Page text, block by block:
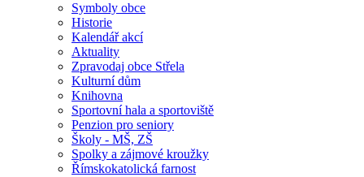
Symboly obce
Historie
Kalendář akcí
Aktuality
Zpravodaj obce Střela
Kulturní dům
Knihovna
Sportovní hala a sportoviště
Penzion pro seniory
Školy - MŠ, ZŠ
Spolky a zájmové kroužky
Římskokatolická farnost